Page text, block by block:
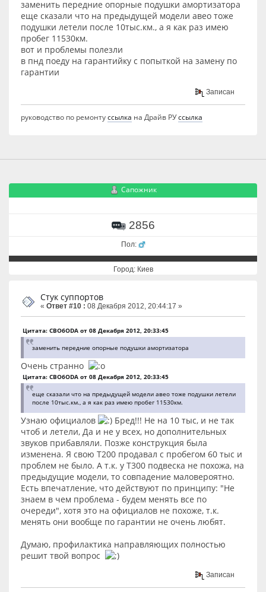
заменить передние опорные подушки амортизатора
еще сказали что на предыдущей модели авео тоже
подушки летели после 10тыс.км., а я как раз имею
пробег 11530км.
вот и проблемы полезли
в пнд поеду на гарантийку с попыткой на замену по
гарантии
Записан
руководство по ремонтуссылка на Драйв РУссылка
Сапожник
2856
Пол:
Город: Киев
Стук суппортов
« Ответ #10 : 08 Декабря 2012, 20:44:17 »
Цитата: CBO6ODA от 08 Декабря 2012, 20:33:45
заменить передние опорные подушки амортизатора
Очень странно
Цитата: CBO6ODA от 08 Декабря 2012, 20:33:45
еще сказали что на предыдущей модели авео тоже подушки летели
после 10тыс.км., а я как раз имею пробег 11530км.
Узнаю официалов
Бред!!! Не на 10 тыс, и не так
чтоб и летели, Да и не у всех, но дополнительных
звуков прибавляли. Позже конструкция была
изменена. Я свою T200 продавал с пробегом 60 тыс и
проблем не было. А т.к. у T300 подвеска не похожа, на
предыдущие модели, то совпадение маловероятно.
Есть впечатление, что действуют по принципу: "Не
знаем в чем проблема - будем менять все по
очереди", хотя это на официалов не похоже, т.к.
менять они вообще по гарантии не очень любят.
Думаю, профилактика направляющих полностью
решит твой вопрос
Записан